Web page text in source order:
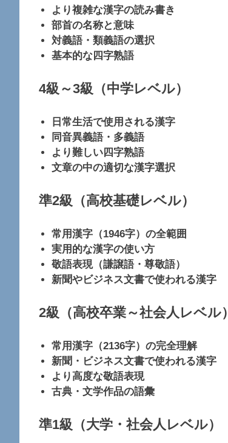
より複雑な漢字の読み書き
部首の名称と意味
対義語・類義語の選択
基本的な四字熟語
4級～3級（中学レベル）
日常生活で使用される漢字
同音異義語・多義語
より難しい四字熟語
文章の中の適切な漢字選択
準2級（高校基礎レベル）
常用漢字（1946字）の全範囲
実用的な漢字の使い方
敬語表現（謙譲語・尊敬語）
新聞やビジネス文書で使われる漢字
2級（高校卒業～社会人レベル）
常用漢字（2136字）の完全理解
新聞・ビジネス文書で使われる漢字
より高度な敬語表現
古典・文学作品の語彙
準1級（大学・社会人レベル）